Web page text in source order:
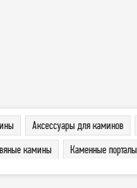
Аксессуары для каминов
камины
Каменные порталы
порталы
Печи Порталы